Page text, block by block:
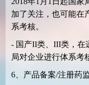
加了关注，也可能在
系考核。
- 国产II类、III类，在
局对企业进行体系考
6、产品备案/注册药